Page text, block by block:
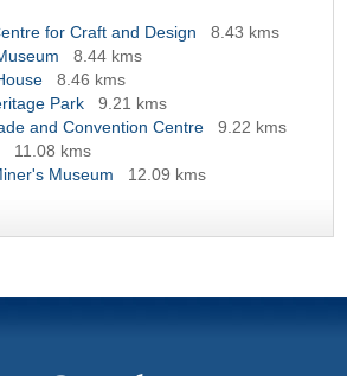
for Craft and Design
8.43 kms
8.44 kms
8.46 kms
Park
9.21 kms
and Convention Centre
9.22 kms
11.08 kms
Museum
12.09 kms